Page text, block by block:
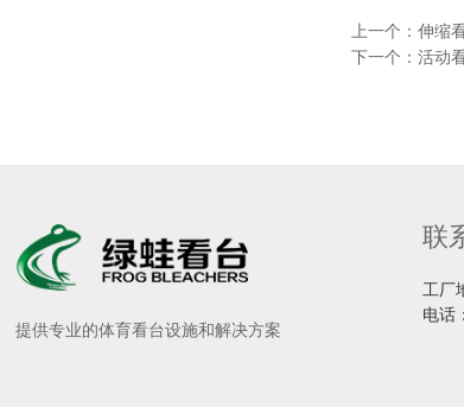
上一个： 伸缩
下一个： 活动
提供专业的体育看台设施和解决方案
联
工厂
电话：